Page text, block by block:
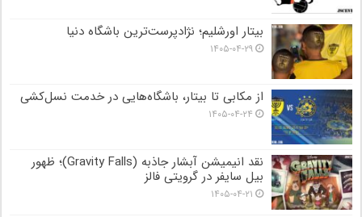
بیتار اورشلیم؛ نژادپرست‌ترین باشگاه دنیا
۱۴۰۵-۰۴-۲۹
از مکابی تا بیتار، باشگاه‌هایی در خدمت نسل‌کشی
۱۴۰۵-۰۴-۲۴
نقد انیمیشن آبشار جاذبه (Gravity Falls)؛ ظهور
بیل سایفر در گرویتی فالز
۱۴۰۵-۰۴-۲۱